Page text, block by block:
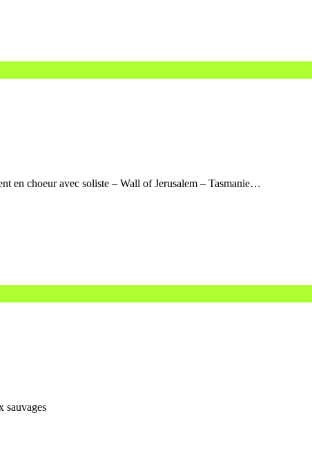
en choeur avec soliste – Wall of Jerusalem – Tasmanie…
sauvages